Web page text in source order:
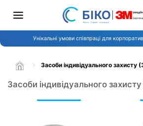
Унікальні умови співпраці для
Засоби індивідуального захисту
Засоби індивідуального захисту